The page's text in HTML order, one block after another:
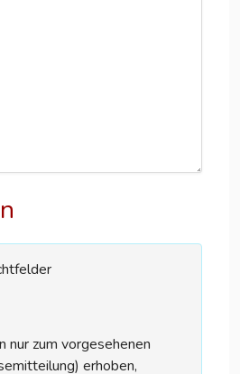
nur zum vorgesehenen
erhoben,